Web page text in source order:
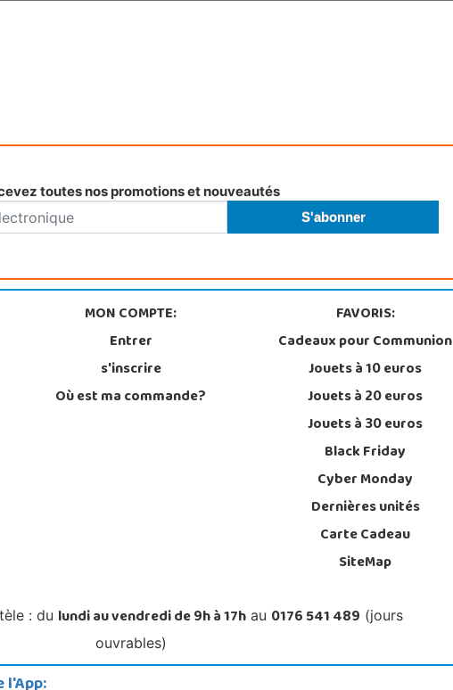
toutes nos promotions et nouveautés
MON COMPTE:
Entrer
s'inscrire
Où est ma commande?
FAVORIS:
Cadeaux pour Communion
Jouets à 10 euros
Jouets à 20 euros
Jouets à 30 euros
Black Friday
Cyber Monday
Dernières unités
Carte Cadeau
SiteMap
: du lundi au vendredi de 9h à 17h au 0176 541 489 (jours
ouvrables)